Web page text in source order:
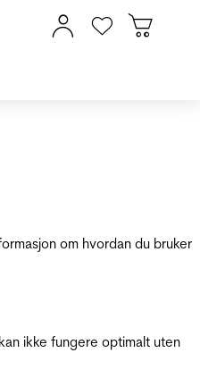
om hvordan du bruker
ikke fungere optimalt uten